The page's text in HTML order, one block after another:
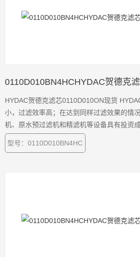
HYDAC贺德克滤芯0110D010ON现货
小，过滤效率高；在达到同样过滤效果的情
机、原水预过滤机和精滤机等设备具有投资
过滤成本低等优点
型号：0110D010BN4HC